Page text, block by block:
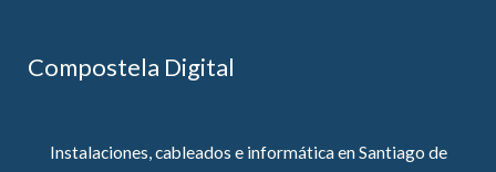
Compostela Digital
Instalaciones, cableados e informática en Santiago de